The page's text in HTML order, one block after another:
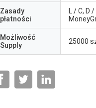
Zasady
płatności
L / C, D
Możliwość
Supply
25000